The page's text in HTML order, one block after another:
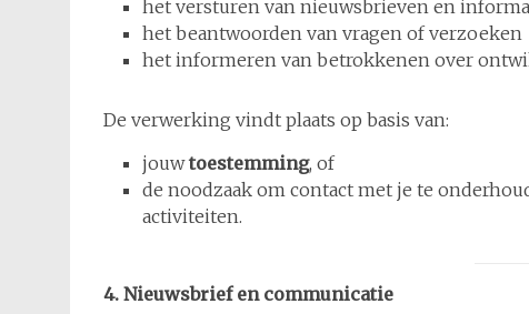
het versturen van nieuwsbrieven en
het beantwoorden van vragen of verzoeken
het informeren van betrokkenen over
De verwerking vindt plaats op basis van:
jouwtoestemming, of
de noodzaak om contact met je te
activiteiten.
4. Nieuwsbrief en communicatie